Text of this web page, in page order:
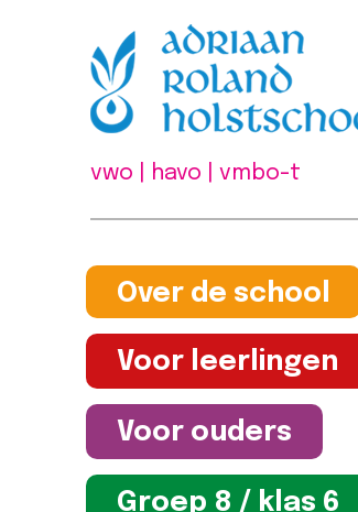
vwo | havo | vmbo-t
Over de school
Voor leerlingen
Voor ouders
Groep 8 / klas 6